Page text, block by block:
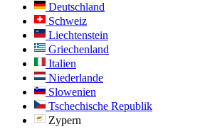
Deutschland
Schweiz
Liechtenstein
Griechenland
Italien
Niederlande
Slowenien
Tschechische Republik
Zypern